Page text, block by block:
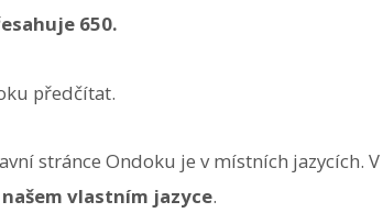
650.
předčítat.
stránce Ondoku je v místních jazycích. V
vlastním jazyce.